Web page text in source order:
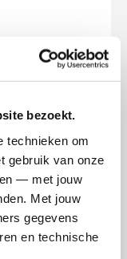
bezoekt.
technieken om
gebruik van onze
— met jouw
Met jouw
gegevens
en technische
Streefbedrag
€500